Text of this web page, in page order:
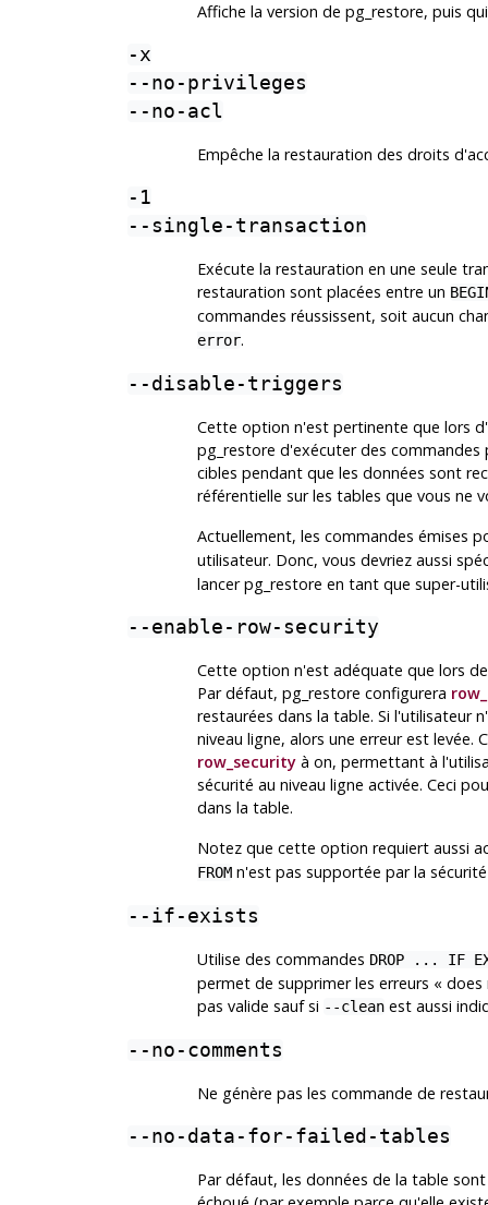
Affiche la version de pg_restore, puis
-x
--no-privileges
--no-acl
Empêche la restauration des droits
-1
--single-transaction
Exécute la restauration en une seule
restauration sont placées entre un
commandes réussissent, soit aucun
error.
--disable-triggers
Cette option n'est pertinente que lors
pg_restore d'exécuter des
cibles pendant que les données sont
référentielle sur les tables que vous ne
Actuellement, les commandes émises
utilisateur. Donc, vous devriez aussi
lancerpg_restore en tant que super-
--enable-row-security
Cette option n'est adéquate que lors
Par défaut, pg_restore configurera
restaurées dans la table. Si l'utilisateur
niveau ligne, alors une erreur est levée.
row_securityà on, permettant à
sécurité au niveau ligne activée. Ceci
dans la table.
Notez que cette option requiert aussi
FROMn'est pas supportée par la sécurité
--if-exists
Utilise des commandes DROP ... IF
permet de supprimer les erreurs « does
pas valide sauf si --cleanest aussi
--no-comments
Ne génère pas les commande de
--no-data-for-failed-tables
Par défaut, les données de la table